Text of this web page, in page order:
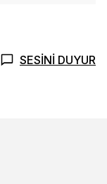
SESİNİ DUYUR